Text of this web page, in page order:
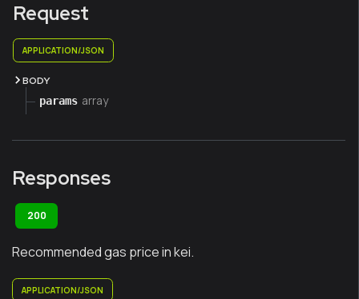
Request
APPLICATION/JSON
BODY
params array
Responses
200
Recommended gas price in kei.
APPLICATION/JSON